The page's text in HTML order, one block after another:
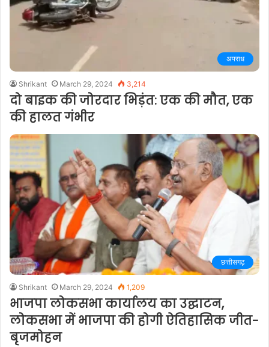
अपराध
Shrikant March 29, 2024 3,214
दो बाइक की जोरदार भिड़ंत: एक की मौत, एक
की हालत गंभीर
छत्तीसगढ़
Shrikant March 29, 2024 1,209
भाजपा लोकसभा कार्यालय का उद्घाटन,
लोकसभा में भाजपा की होगी ऐतिहासिक जीत-
बृजमोहन